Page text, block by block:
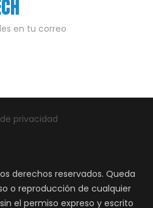
en tu correo
privacidad
derechos reservados. Queda
o reproducción de cualquier
el permiso expreso y escrito